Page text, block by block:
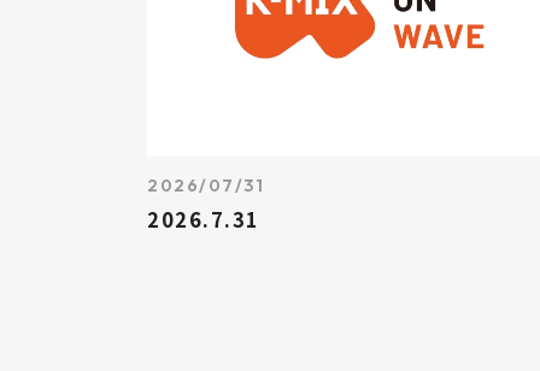
2026/07/31
2026.7.31